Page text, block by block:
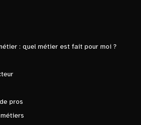
: quel métier est fait pour moi ?
pros